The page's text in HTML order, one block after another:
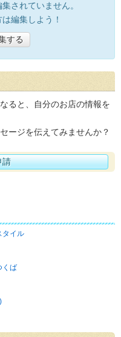
されていません。
編集しよう！
する
ると、自分のお店の情報を
ージを伝えてみませんか？
請
タイル
くば